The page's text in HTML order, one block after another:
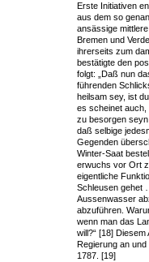
Erste Initiativen
aus dem so
ansässige
Bremen und
ihrerseits zum
bestätigte den
folgt: „Daß nun
führenden
heilsam sey, ist
es scheinet
zu besorgen
daß selbige
Gegenden
Winter-Saat
erwuchs vor Ort
eigentliche
Schleusen gehet
Aussenwasser
abzuführen.
wenn man das
will?“ [18]
Regierung an
1787. [19]